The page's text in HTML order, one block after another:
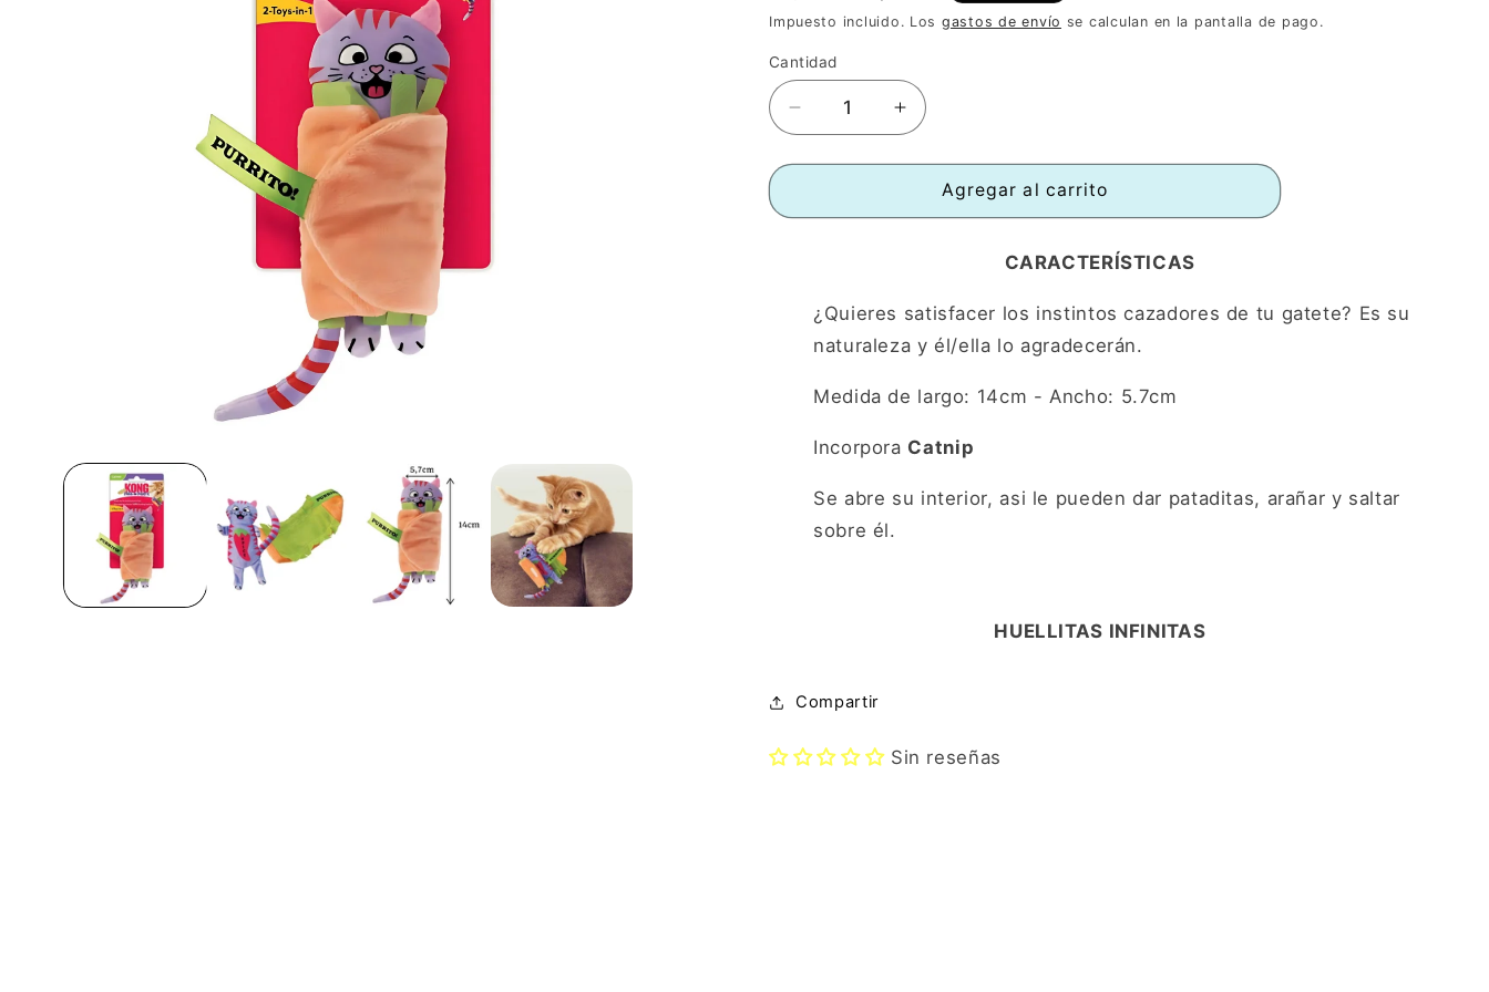
habitual de
Impuesto incluido. Los gastos de envío se calculan en la pantalla de pago.
Cantidad
Reducir
cantidad
para
KONG
Gato
Aumentar
cantidad
para
Juguete
KONG
Gato
Agregar al carrito
CARACTERÍSTICAS
¿Quieres satisfacer los instintos cazadores de tu gatete? Es su
naturaleza y él/ella lo agradecerán.
Medida de largo: 14cm - Ancho: 5.7cm
Incorpora Catnip
Se abre su interior, asi le pueden dar pataditas, arañar y saltar
sobre él.
HUELLITAS INFINITAS
Compartir
Sin reseñas